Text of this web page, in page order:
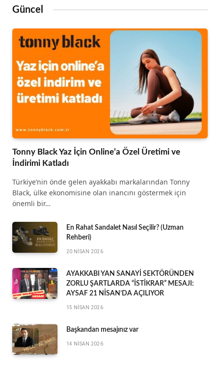
Güncel
Tonny Black Yaz İçin Online’a Özel Üretimi ve
İndirimi Katladı
Türkiye’nin önde gelen ayakkabı markalarından Tonny
Black, ülke ekonomisine olan inancını göstermek için
önemli bir…
En Rahat Sandalet Nasıl Seçilir? (Uzman
Rehberi)
20 NISAN 2026
AYAKKABI YAN SANAYİ SEKTÖRÜNDEN
ZORLU ŞARTLARDA “İSTİKRAR” MESAJI:
AYSAF 21 NİSAN’DA AÇILIYOR
15 NISAN 2026
Başkandan mesajınız var
14 NISAN 2026